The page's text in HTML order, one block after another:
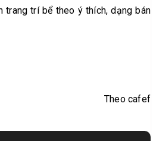
trang trí bể theo ý thích, dạng bán
Theo cafef